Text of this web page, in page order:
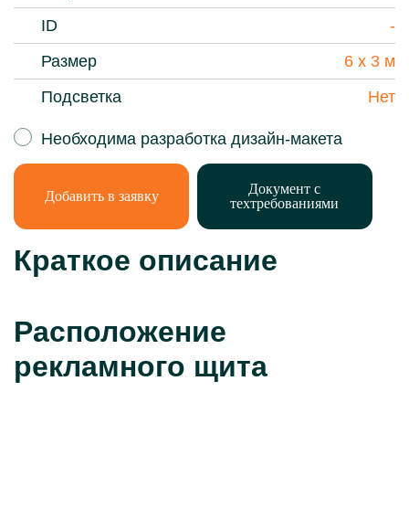
ID
-
Размер
6 х 3 м
Подсветка
Нет
Необходима разработка дизайн-макета
Добавить в заявку
Документ с
техтребованиями
Краткое описание
Расположение
рекламного щита